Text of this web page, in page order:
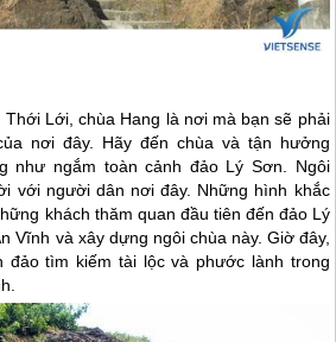
Lới, chùa Hang là nơi mà bạn sẽ phải
nơi đây. Hãy đến chùa và tận hưởng
như ngắm toàn cảnh đảo Lý Sơn . Ngôi
với người dân nơi đây. Những hình khắc
khách thăm quan đầu tiên đến đảo Lý
Vĩnh và xây dựng ngôi chùa này. Giờ đây,
tìm kiếm tài lộc và phước lành trong